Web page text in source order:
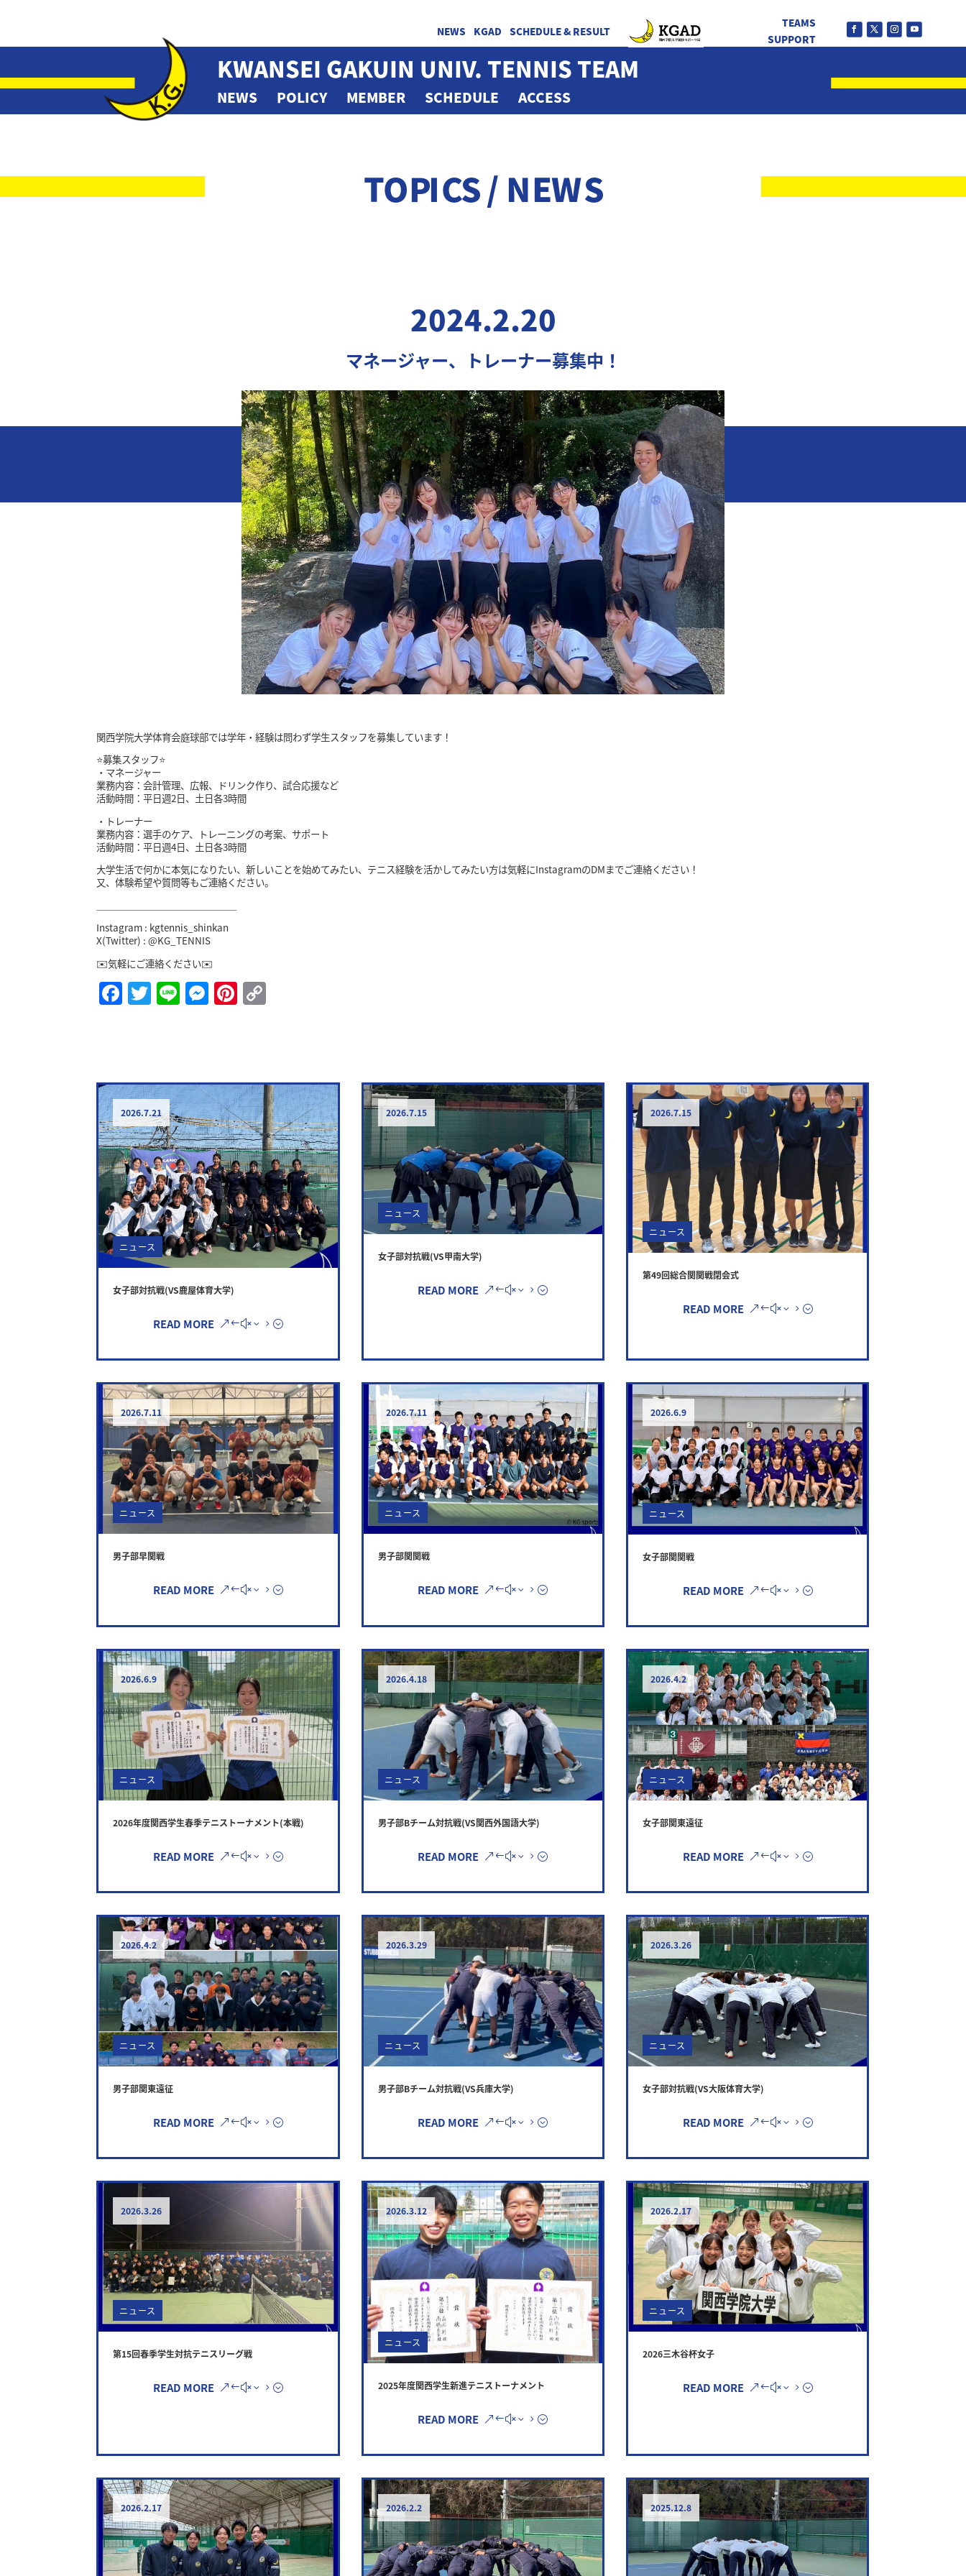
NEWS KGAD SCHEDULE & RESULT
TEAMS
SUPPORT
KWANSEI GAKUIN UNIV. TENNIS TEAM
NEWS POLICY MEMBER SCHEDULE ACCESS
TOPICS / NEWS
2024.2.20
マネージャー、トレーナー募集中！
関西学院大学体育会庭球部では学年・経験は問わず学生スタッフを募集しています！
⭐️募集スタッフ⭐️
・マネージャー
業務内容：会計管理、広報、ドリンク作り、試合応援など
活動時間：平日週2日、土日各3時間
・トレーナー
業務内容：選手のケア、トレーニングの考案、サポート
活動時間：平日週4日、土日各3時間
大学生活で何かに本気になりたい、新しいことを始めてみたい、テニス経験を活かしてみたい方は気軽にInstagramのDMまでご連絡ください！
又、体験希望や質問等もご連絡ください。
Instagram : kgtennis_shinkan
X(Twitter) : @KG_TENNIS
✉️気軽にご連絡ください✉️
Facebook
Twitter
LineMessenger
Pinterest
2026.7.21
ニュース
女子部対抗戦(VS鹿屋体育大学)
READ MORE
2026.7.15
ニュース
女子部対抗戦(VS甲南大学)
READ MORE
2026.7.15
ニュース
第49回総合関関戦閉会式
READ MORE
2026.7.11
ニュース
男子部早関戦
READ MORE
2026.7.11
ニュース
男子部関関戦
READ MORE
2026.6.9
ニュース
女子部関関戦
READ MORE
2026.6.9
ニュース
2026年度関西学生春季テニストーナメント(本戦)
READ MORE
2026.4.18
ニュース
男子部Bチーム対抗戦(VS関西外国語大学)
READ MORE
2026.4.2
ニュース
女子部関東遠征
READ MORE
2026.4.2
ニュース
男子部関東遠征
READ MORE
2026.3.29
ニュース
男子部Bチーム対抗戦(VS兵庫大学)
READ MORE
2026.3.26
ニュース
女子部対抗戦(VS大阪体育大学)
READ MORE
2026.3.26
ニュース
第15回春季学生対抗テニスリーグ戦
READ MORE
2026.3.12
ニュース
2025年度関西学生新進テニストーナメント
READ MORE
2026.2.17
ニュース
2026三木谷杯女子
READ MORE
2026.2.17 2026.2.2 2025.12.8